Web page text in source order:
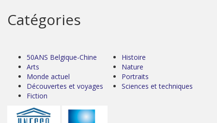
Catégories
50ANS Belgique-Chine
Arts
Monde actuel
Découvertes et voyages
Fiction
Histoire
Nature
Portraits
Sciences et techniques